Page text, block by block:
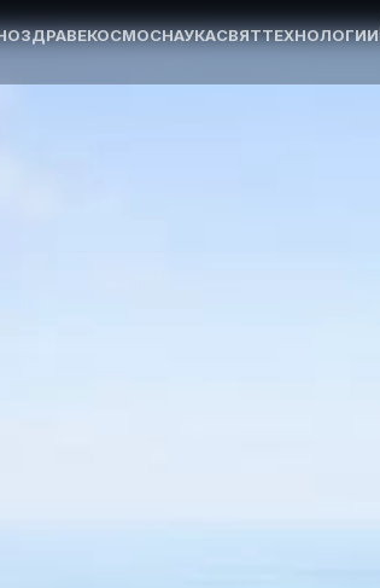
ЗДРАВЕКОСМОСНАУКАСВЯТТЕХНОЛОГИИ